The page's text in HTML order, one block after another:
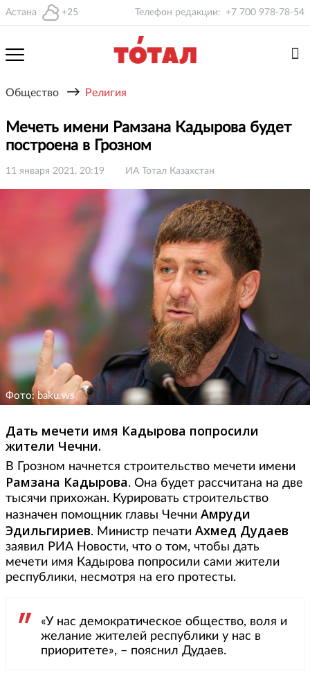
Астана +25 Телефон редакции: +7 700 978-78-54
Общество → Религия
Мечеть имени Рамзана Кадырова будет
построена в Грозном
11 января 2021, 20:19 ИА Тотал Казахстан
Фото: baku.ws
Дать мечети имя Кадырова попросили
жители Чечни.
В Грозном начнется строительство мечети имени
Рамзана Кадырова. Она будет рассчитана на две
тысячи прихожан. Курировать строительство
назначен помощник главы Чечни Амруди
Эдильгириев. Министр печати Ахмед Дудаев
заявил РИА Новости, что о том, чтобы дать
мечети имя Кадырова попросили сами жители
республики, несмотря на его протесты.
«У нас демократическое общество, воля и
желание жителей республики у нас в
приоритете», – пояснил Дудаев.